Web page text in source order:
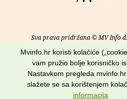
Sva prava pridržana © MV Info
Uvjeti
Potraži nas
Mvinfo.hr koristi kolačiće
vam pružio bolje korisničko
Nastavkom pregleda
slažete se sa korištenjem
informacija